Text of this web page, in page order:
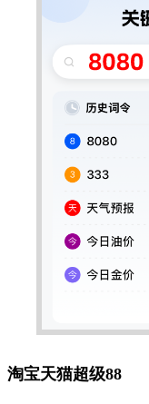
淘宝天猫超级88